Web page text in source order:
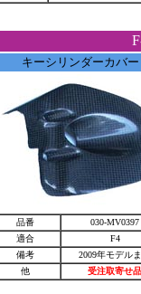
キーシリンダーカバー
品番
030-MV0397
適合
F4
備考
2009年モデル
他
受注取寄せ品